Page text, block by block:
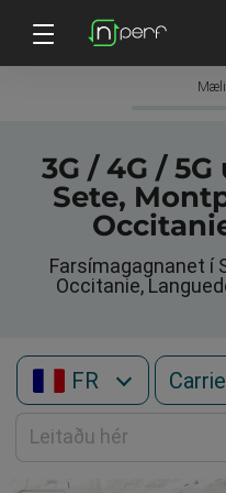
3G / 4G /
Sete,
Farsímagagnanet í
Occitanie,
FR